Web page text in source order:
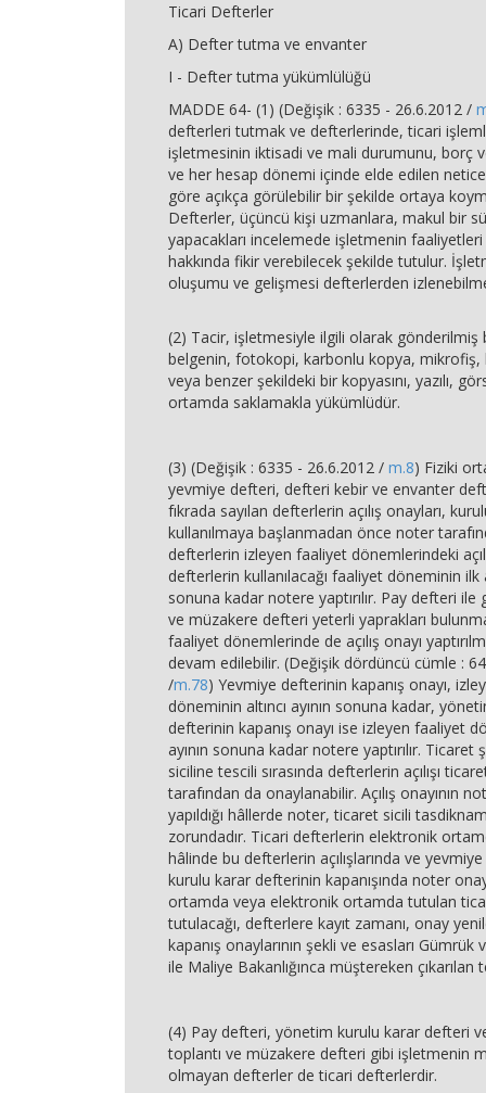
Ticari Defterler
A) Defter tutma ve envanter
I - Defter tutma yükümlülüğü
MADDE 64- (1) (Değişik : 6335 - 26.6.2012 /
defterleri tutmak ve defterlerinde, ticari
işletmesinin iktisadi ve mali durumunu, borç
ve her hesap dönemi içinde elde edilen
göre açıkça görülebilir bir şekilde ortaya
Defterler, üçüncü kişi uzmanlara, makul bir
yapacakları incelemede işletmenin
hakkında fikir verebilecek şekilde tutulur.
oluşumu ve gelişmesi defterlerden
(2) Tacir, işletmesiyle ilgili olarak gönderilmiş
belgenin, fotokopi, karbonlu kopya, mikrofiş,
veya benzer şekildeki bir kopyasını, yazılı,
ortamda saklamakla yükümlüdür.
(3) (Değişik : 6335 - 26.6.2012 / m.8) Fiziki
yevmiye defteri, defteri kebir ve envanter
fıkrada sayılan defterlerin açılış onayları,
kullanılmaya başlanmadan önce noter
defterlerin izleyen faaliyet dönemlerindeki
defterlerin kullanılacağı faaliyet döneminin ilk
sonuna kadar notere yaptırılır. Pay defteri ile
ve müzakere defteri yeterli yaprakları
faaliyet dönemlerinde de açılış onayı
devam edilebilir. (Değişik dördüncü cümle :
/m.78) Yevmiye defterinin kapanış onayı,
döneminin altıncı ayının sonuna kadar,
defterinin kapanış onayı ise izleyen faaliyet
ayının sonuna kadar notere yaptırılır.
siciline tescili sırasında defterlerin açılışı
tarafından da onaylanabilir. Açılış onayının
yapıldığı hâllerde noter, ticaret sicili
zorundadır. Ticari defterlerin elektronik
hâlinde bu defterlerin açılışlarında ve
kurulu karar defterinin kapanışında noter
ortamda veya elektronik ortamda tutulan
tutulacağı, defterlere kayıt zamanı, onay
kapanış onaylarının şekli ve esasları Gümrük
ile Maliye Bakanlığınca müştereken çıkarılan
(4) Pay defteri, yönetim kurulu karar defteri
toplantı ve müzakere defteri gibi işletmenin
olmayan defterler de ticari defterlerdir.